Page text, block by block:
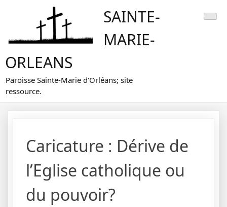
SAINTE-
MARIE-
ORLEANS
Paroisse Sainte-Marie d'Orléans; site
ressource.
Caricature : Dérive de
l’Eglise catholique ou
du pouvoir?